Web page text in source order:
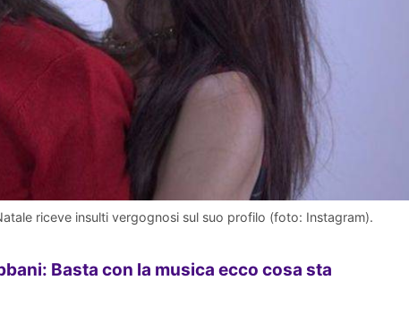
riceve insulti vergognosi sul suo profilo (foto: Instagram).
Basta con la musica ecco cosa sta